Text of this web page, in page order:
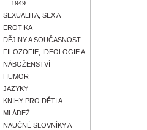
1949
SEXUALITA, SEX A
EROTIKA
DĚJINY A SOUČASNOST
FILOZOFIE, IDEOLOGIE A
NÁBOŽENSTVÍ
HUMOR
JAZYKY
KNIHY PRO DĚTI A
MLÁDEŽ
NAUČNÉ SLOVNÍKY A